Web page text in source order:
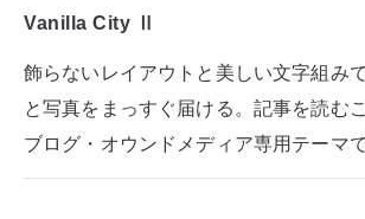
Vanilla City Ⅱ
飾らないレイアウトと美しい文字組み
と写真をまっすぐ届ける。記事を読む
ブログ・オウンドメディア専用テーマ